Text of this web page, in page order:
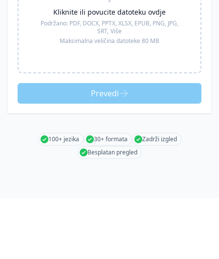
Kliknite ili povucite datoteku ovdje
Podržano: PDF, DOCX, PPTX, XLSX, EPUB, PNG, JPG,
SRT, Više
Maksimalna veličina datoteke 80 MB
Prevedi
100+ jezika 30+ formata
Zadrži izgled
Besplatan pregled